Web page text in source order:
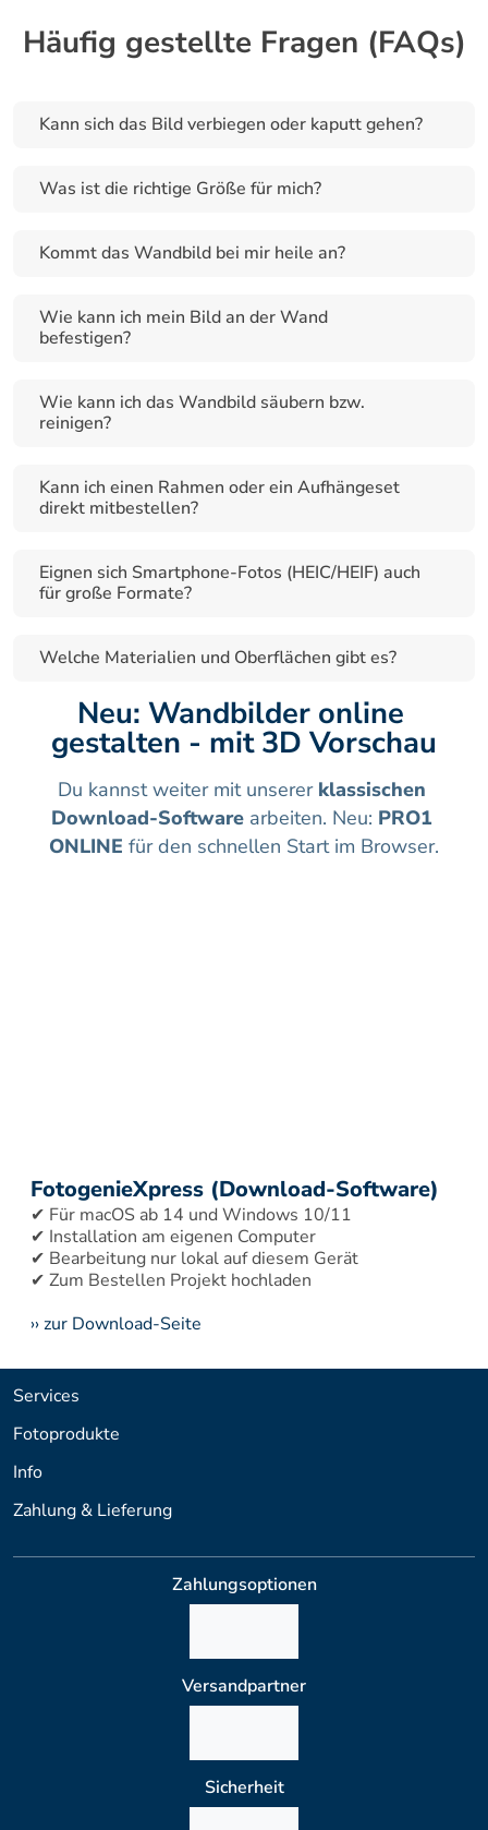
Häufig gestellte Fragen (FAQs)
Kann sich das Bild verbiegen oder kaputt gehen?
Was ist die richtige Größe für mich?
Kommt das Wandbild bei mir heile an?
Wie kann ich mein Bild an der Wand
befestigen?
Wie kann ich das Wandbild säubern bzw.
reinigen?
Kann ich einen Rahmen oder ein Aufhängeset
direkt mitbestellen?
Eignen sich Smartphone-Fotos (HEIC/HEIF) auch
für große Formate?
Welche Materialien und Oberflächen gibt es?
Neu: Wandbilder online
gestalten - mit 3D Vorschau
Du kannst weiter mit unserer klassischen
Download-Software arbeiten. Neu: PRO1
ONLINE für den schnellen Start im Browser.
FotogenieXpress (Download-Software)
✔ Für macOS ab 14 und Windows 10/11
✔ Installation am eigenen Computer
✔ Bearbeitung nur lokal auf diesem Gerät
›› zur Download-Seite
Services
Fotoprodukte
Info
Zahlung & Lieferung
Zahlungsoptionen
Versandpartner
Sicherheit